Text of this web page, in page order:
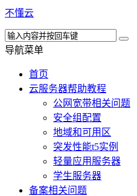
不懂云
导航菜单
首页
云服务器帮助教程
公网宽带相关问题
安全组配置
地域和可用区
突发性能t5实例
轻量应用服务器
学生服务器
备案相关问题